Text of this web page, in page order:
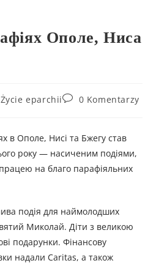
Ополе, Ниса
Życie eparchii 0 Komentarzy
в Ополе, Нисі та Бжегу став
року — насиченим подіями,
на благо парафіяльних
подія для наймолодших
Миколай. Діти з великою
подарунки. Фінансову
надали Caritas, а також